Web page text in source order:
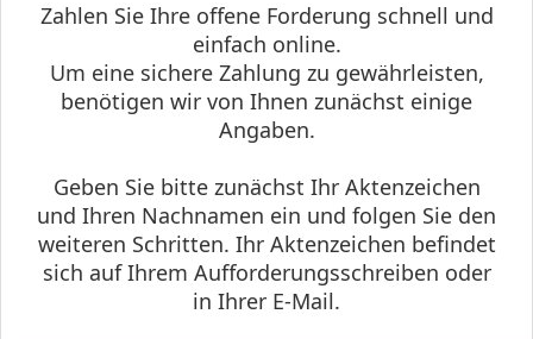
Zahlen Sie Ihre offene Forderung schnell und
einfach online.
Um eine sichere Zahlung zu gewährleisten,
benötigen wir von Ihnen zunächst einige
Angaben.
Geben Sie bitte zunächst Ihr Aktenzeichen
und Ihren Nachnamen ein und folgen Sie den
weiteren Schritten. Ihr Aktenzeichen befindet
sich auf Ihrem Aufforderungsschreiben oder
in Ihrer E-Mail.